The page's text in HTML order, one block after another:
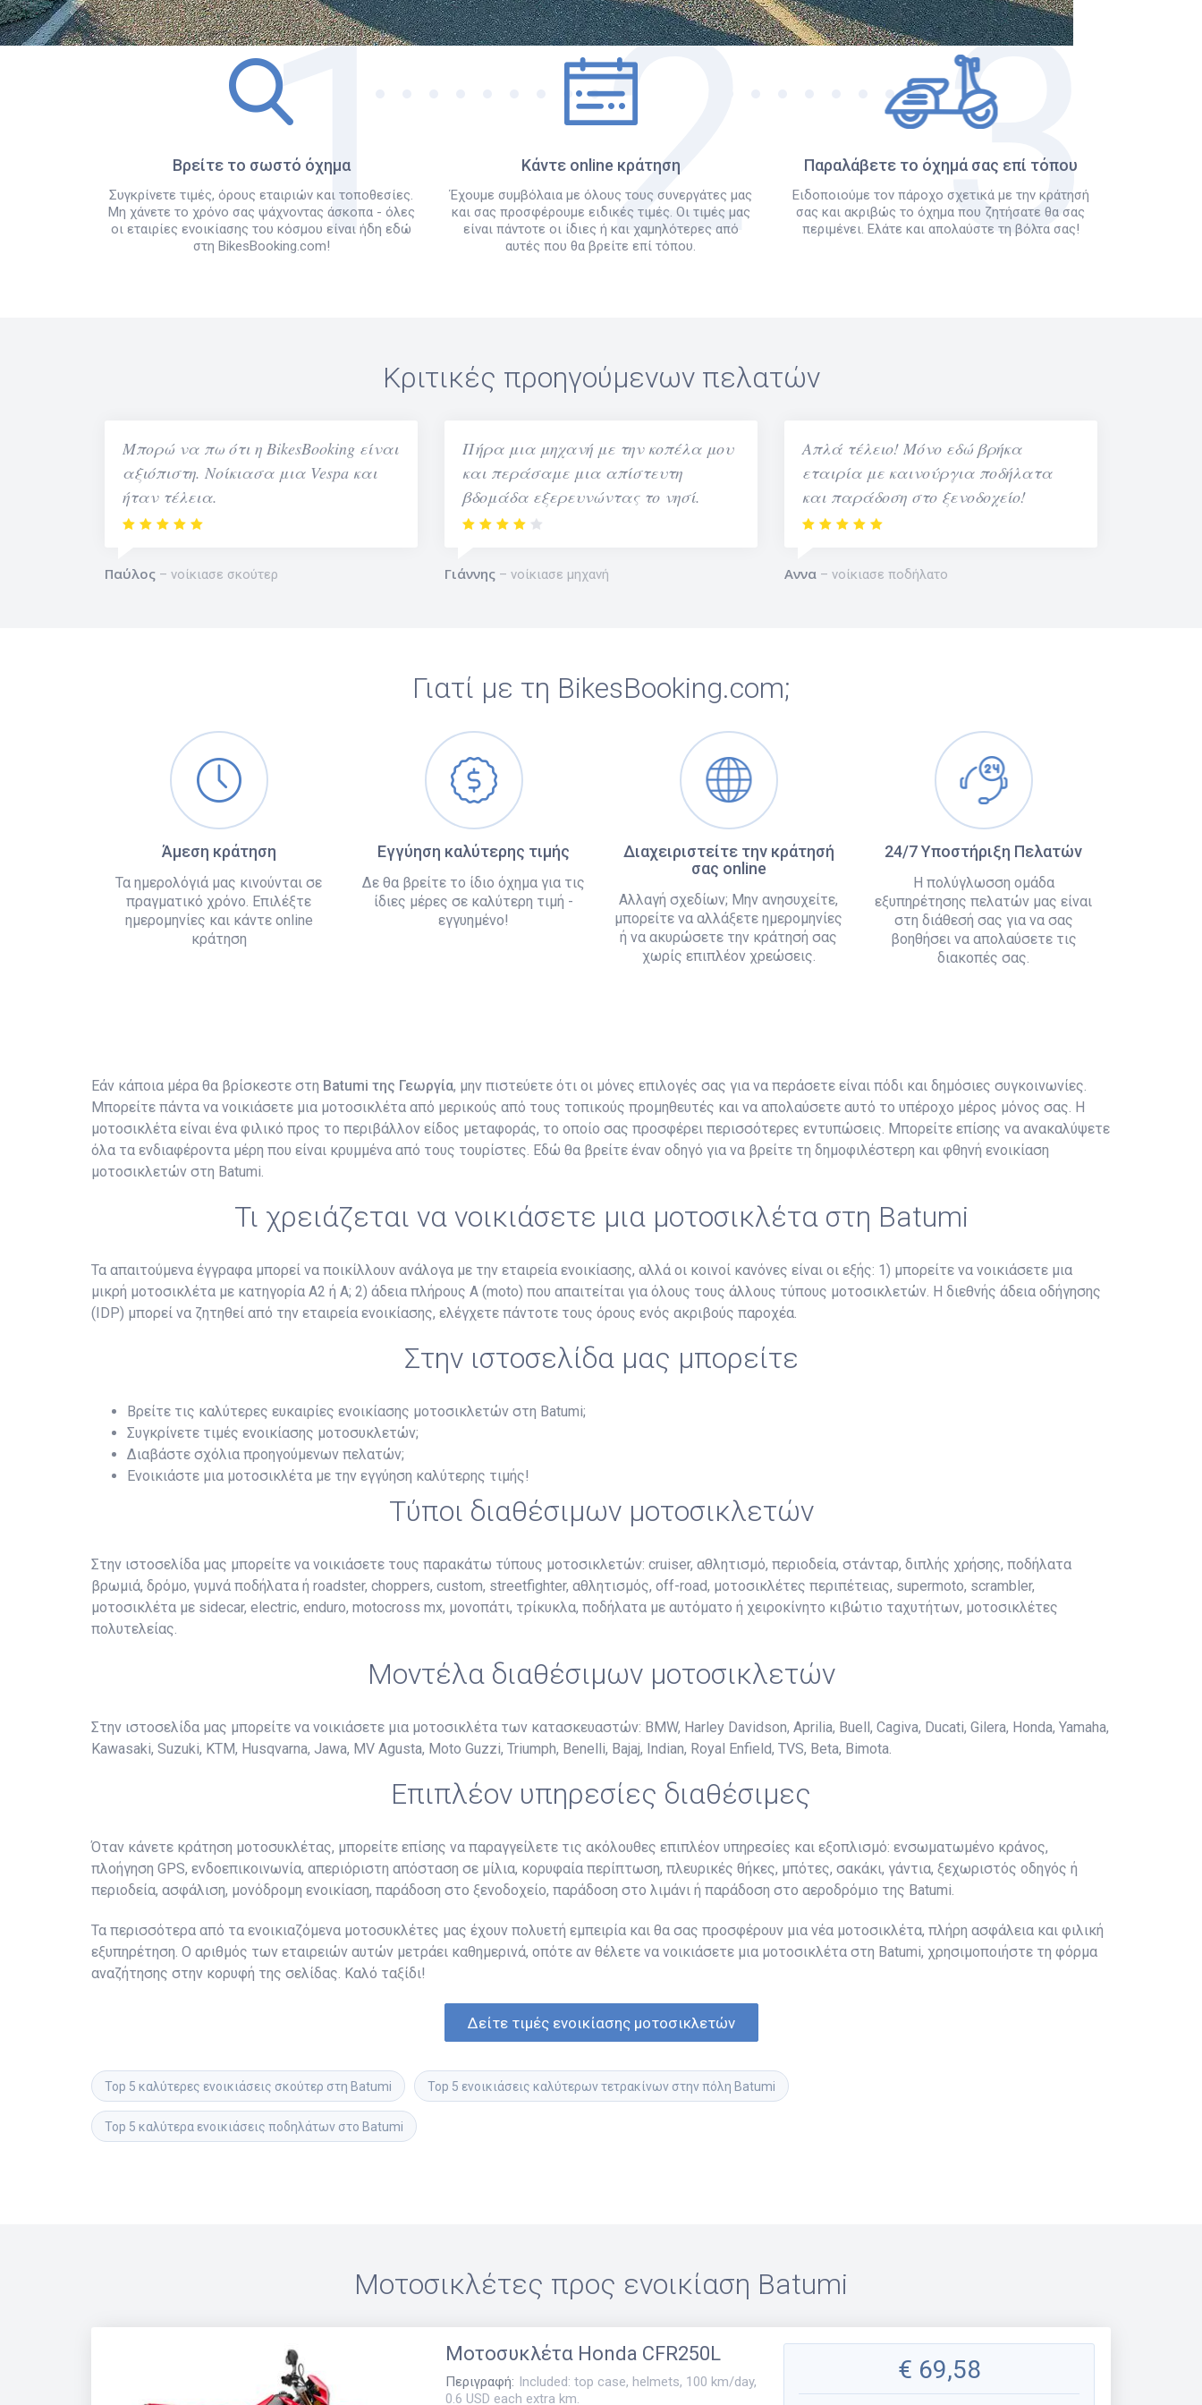
Πώς λειτουργεί
Βρείτε το σωστό όχημα
Συγκρίνετε τιμές, όρους εταιριών και τοποθεσίες.
Μη χάνετε το χρόνο σας ψάχνοντας άσκοπα - όλες
οι εταιρίες ενοικίασης του κόσμου είναι ήδη εδώ
στη BikesBooking.com!
Κάντε online κράτηση
Έχουμε συμβόλαια με όλους τους συνεργάτες μας
και σας προσφέρουμε ειδικές τιμές. Οι τιμές μας
είναι πάντοτε οι ίδιες ή και χαμηλότερες από
αυτές που θα βρείτε επί τόπου.
Παραλάβετε το όχημά σας επί τόπου
Ειδοποιούμε τον πάροχο σχετικά με την κράτησή
σας και ακριβώς το όχημα που ζητήσατε θα σας
περιμένει. Ελάτε και απολαύστε τη βόλτα σας!
Κριτικές προηγούμενων πελατών
Μπορώ να πω ότι η BikesBooking είναι
αξιόπιστη. Νοίκιασα μια Vespa και
ήταν τέλεια.
Παύλος νοίκιασε σκούτερ
Πήρα μια μηχανή με την κοπέλα μου
και περάσαμε μια απίστευτη
βδομάδα εξερευνώντας το νησί.
Γιάννης νοίκιασε μηχανή
Απλά τέλειο! Μόνο εδώ βρήκα
εταιρία με καινούργια ποδήλατα
και παράδοση στο ξενοδοχείο!
Αννα νοίκιασε ποδήλατο
Γιατί με τη BikesBooking.com;
Άμεση κράτηση
Τα ημερολόγιά μας κινούνται σε
πραγματικό χρόνο. Επιλέξτε
ημερομηνίες και κάντε online
κράτηση
Εγγύηση καλύτερης τιμής
Δε θα βρείτε το ίδιο όχημα για τις
ίδιες μέρες σε καλύτερη τιμή -
εγγυημένο!
Διαχειριστείτε την κράτησή
σας online
Αλλαγή σχεδίων; Μην ανησυχείτε,
μπορείτε να αλλάξετε ημερομηνίες
ή να ακυρώσετε την κράτησή σας
χωρίς επιπλέον χρεώσεις.
24/7 Υποστήριξη Πελατών
Η πολύγλωσση ομάδα
εξυπηρέτησης πελατών μας είναι
στη διάθεσή σας για να σας
βοηθήσει να απολαύσετε τις
διακοπές σας.
Εάν κάποια μέρα θα βρίσκεστε στη Batumi της Γεωργία, μην πιστεύετε ότι οι μόνες επιλογές σας για να περάσετε είναι πόδι και δημόσιες συγκοινωνίες.
Μπορείτε πάντα να νοικιάσετε μια μοτοσικλέτα από μερικούς από τους τοπικούς προμηθευτές και να απολαύσετε αυτό το υπέροχο μέρος μόνος σας. Η
μοτοσικλέτα είναι ένα φιλικό προς το περιβάλλον είδος μεταφοράς, το οποίο σας προσφέρει περισσότερες εντυπώσεις. Μπορείτε επίσης να ανακαλύψετε
όλα τα ενδιαφέροντα μέρη που είναι κρυμμένα από τους τουρίστες. Εδώ θα βρείτε έναν οδηγό για να βρείτε τη δημοφιλέστερη και φθηνή ενοικίαση
μοτοσικλετών στη Batumi.
Τι χρειάζεται να νοικιάσετε μια μοτοσικλέτα στη Batumi
Τα απαιτούμενα έγγραφα μπορεί να ποικίλλουν ανάλογα με την εταιρεία ενοικίασης, αλλά οι κοινοί κανόνες είναι οι εξής: 1) μπορείτε να νοικιάσετε μια
μικρή μοτοσικλέτα με κατηγορία Α2 ή Α; 2) άδεια πλήρους A (moto) που απαιτείται για όλους τους άλλους τύπους μοτοσικλετών. Η διεθνής άδεια οδήγησης
(IDP) μπορεί να ζητηθεί από την εταιρεία ενοικίασης, ελέγχετε πάντοτε τους όρους ενός ακριβούς παροχέα.
Στην ιστοσελίδα μας μπορείτε
Βρείτε τις καλύτερες ευκαιρίες ενοικίασης μοτοσικλετών στη Batumi;
Συγκρίνετε τιμές ενοικίασης μοτοσυκλετών;
Διαβάστε σχόλια προηγούμενων πελατών;
Ενοικιάστε μια μοτοσικλέτα με την εγγύηση καλύτερης τιμής!
Τύποι διαθέσιμων μοτοσικλετών
Στην ιστοσελίδα μας μπορείτε να νοικιάσετε τους παρακάτω τύπους μοτοσικλετών: cruiser, αθλητισμό, περιοδεία, στάνταρ, διπλής χρήσης, ποδήλατα
βρωμιά, δρόμο, γυμνά ποδήλατα ή roadster, choppers, custom, streetfighter, αθλητισμός, off-road, μοτοσικλέτες περιπέτειας, supermoto, scrambler,
μοτοσικλέτα με sidecar, electric, enduro, motocross mx, μονοπάτι, τρίκυκλα, ποδήλατα με αυτόματο ή χειροκίνητο κιβώτιο ταχυτήτων, μοτοσικλέτες
πολυτελείας.
Μοντέλα διαθέσιμων μοτοσικλετών
Στην ιστοσελίδα μας μπορείτε να νοικιάσετε μια μοτοσικλέτα των κατασκευαστών: BMW, Harley Davidson, Aprilia, Buell, Cagiva, Ducati, Gilera, Honda, Yamaha,
Kawasaki, Suzuki, KTM, Husqvarna, Jawa, MV Agusta, Moto Guzzi, Triumph, Benelli, Bajaj, Indian, Royal Enfield, TVS, Beta, Bimota.
Επιπλέον υπηρεσίες διαθέσιμες
Όταν κάνετε κράτηση μοτοσυκλέτας, μπορείτε επίσης να παραγγείλετε τις ακόλουθες επιπλέον υπηρεσίες και εξοπλισμό: ενσωματωμένο κράνος,
πλοήγηση GPS, ενδοεπικοινωνία, απεριόριστη απόσταση σε μίλια, κορυφαία περίπτωση, πλευρικές θήκες, μπότες, σακάκι, γάντια, ξεχωριστός οδηγός ή
περιοδεία, ασφάλιση, μονόδρομη ενοικίαση, παράδοση στο ξενοδοχείο, παράδοση στο λιμάνι ή παράδοση στο αεροδρόμιο της Batumi.
Τα περισσότερα από τα ενοικιαζόμενα μοτοσυκλέτες μας έχουν πολυετή εμπειρία και θα σας προσφέρουν μια νέα μοτοσικλέτα, πλήρη ασφάλεια και φιλική
εξυπηρέτηση. Ο αριθμός των εταιρειών αυτών μετράει καθημερινά, οπότε αν θέλετε να νοικιάσετε μια μοτοσικλέτα στη Batumi, χρησιμοποιήστε τη φόρμα
αναζήτησης στην κορυφή της σελίδας. Καλό ταξίδι!
Δείτε τιμές ενοικίασης μοτοσικλετών
Top 5 καλύτερες ενοικιάσεις σκούτερ στη Batumi Top 5 ενοικιάσεις καλύτερων τετρακίνων στην πόλη Batumi
Top 5 καλύτερα ενοικιάσεις ποδηλάτων στο Batumi
Μοτοσικλέτες προς ενοικίαση Batumi
Μοτοσυκλέτα Honda CFR250L
Περιγραφή: Included: top case, helmets, 100 km/day,
0.6 USD each extra km.
€ 69,58